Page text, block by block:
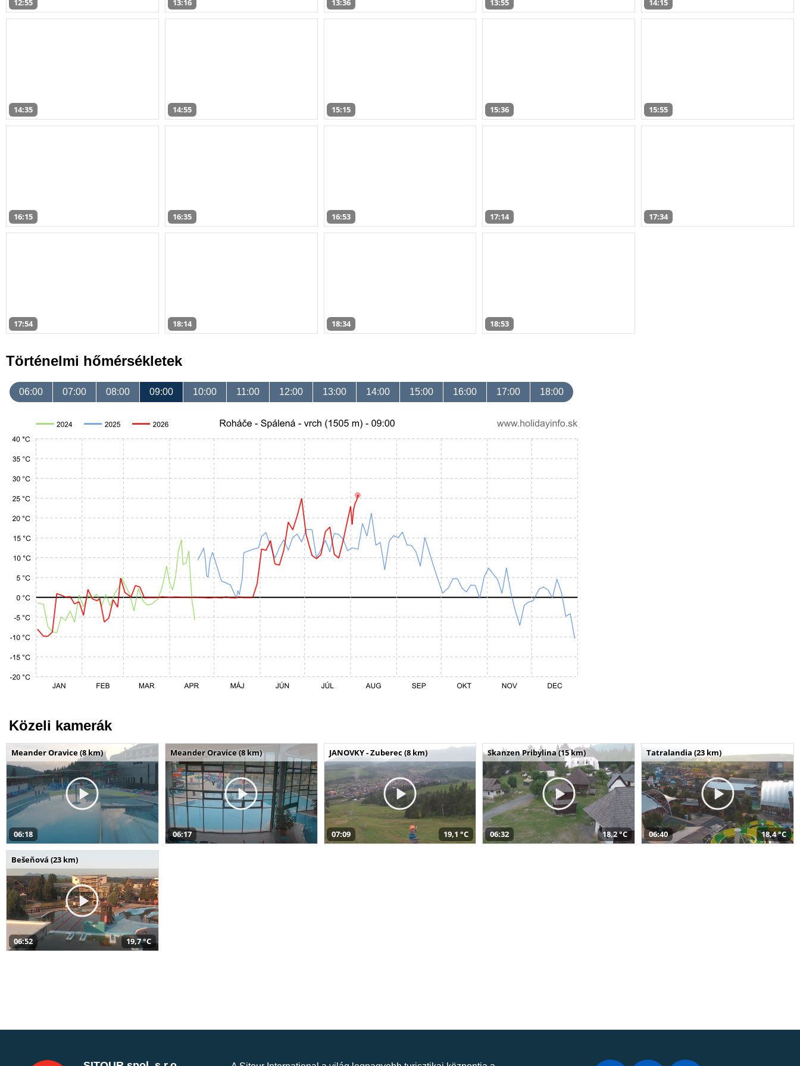
12:55 13:16 13:36 13:55 14:15
14:35 14:55 15:15 15:36 15:55
16:15 16:35 16:53 17:14 17:34
17:54 18:14 18:34 18:53
Történelmi hőmérsékletek
06:00 07:00 08:00 09:00 10:00 11:00 12:00 13:00 14:00 15:00 16:00 17:00 18:00
Közeli kamerák
Meander Oravice (8 km)
06:18
Meander Oravice (8 km)
06:17
JANOVKY - Zuberec (8 km)
07:09 19,1 °C
Skanzen Pribylina (15 km)
06:32 18,2 °C
Tatralandia (23 km)
06:40 18,4 °C
Bešeňová (23 km)
06:52 19,7 °C